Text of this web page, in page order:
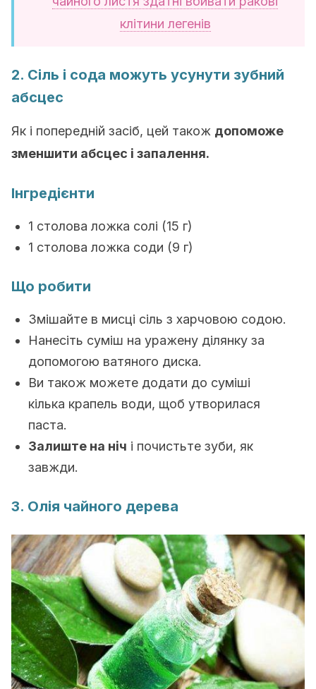
клітини легенів
2. Сіль і сода можуть усунути зубний
абсцес
Як і попередній засіб, цей також допоможе
зменшити абсцес і запалення.
Інгредієнти
1 столова ложка солі (15 г)
1 столова ложка соди (9 г)
Що робити
Змішайте в мисці сіль з харчовою содою.
Нанесіть суміш на уражену ділянку за
допомогою ватяного диска.
Ви також можете додати до суміші
кілька крапель води, щоб утворилася
паста.
Залиште на ніч і почистьте зуби, як
завжди.
3. Олія чайного дерева